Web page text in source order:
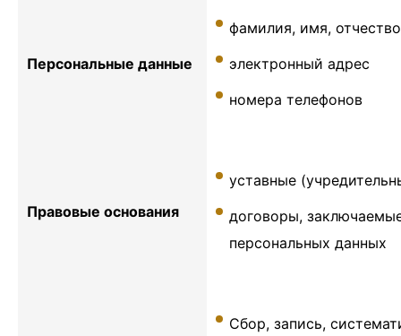
Персональные данные
фамилия, имя, отчество
электронный адрес
номера телефонов
Правовые основания
уставные
договоры,
персональных данных
Сбор, запись,